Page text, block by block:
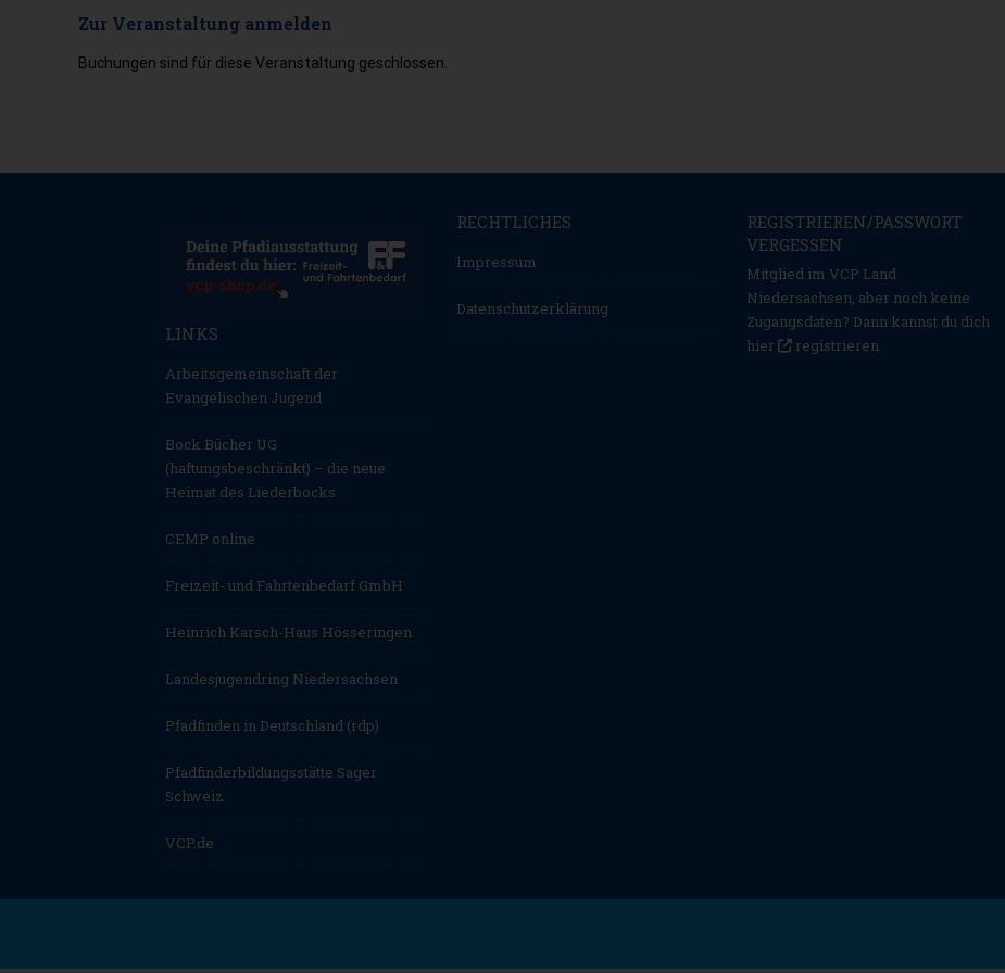
Zur Veranstaltung anmelden
Buchungen sind für diese Veranstaltung geschlossen.
LINKS
Arbeitsgemeinschaft der
Evangelischen Jugend
Bock Bücher UG
(haftungsbeschränkt) – die neue
Heimat des Liederbocks
CEMP online
Freizeit- und Fahrtenbedarf GmbH
Heinrich Karsch-Haus Hösseringen
Landesjugendring Niedersachsen
Pfadfinden in Deutschland (rdp)
Pfadfinderbildungsstätte Sager
Schweiz
VCP.de
RECHTLICHES
Impressum
Datenschutzerklärung
REGISTRIEREN/PASSWORT
VERGESSEN
Mitglied im VCP Land
Niedersachsen, aber noch keine
Zugangsdaten? Dann kannst du dich
hier
registrieren.